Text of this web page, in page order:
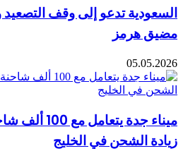
السعودية تدعو إلى وقف التصعيد
مضيق هرمز
05.05.2026
زيادة الشحن في الخليج